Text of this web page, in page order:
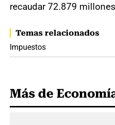
recaudar 72.879
Temas relacionados
Impuestos
Más de